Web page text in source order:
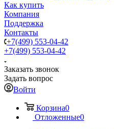
Как купить
Компания
Поддержка
Контакты
+7(499) 553-04-42
+7(499) 553-04-42
Заказать звонок
Задать вопрос
Войти
Корзина0
Отложенные0